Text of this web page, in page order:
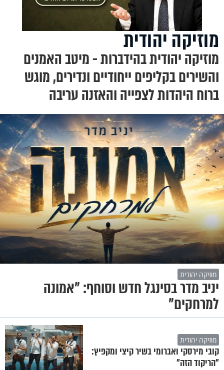
מוזיקה יהודית
מוזיקה יהודית בהידברות - מיטב האמנים
והשירים בקליפים ייחודיים ונדירים, מוגש
ברוח היהדות לצפייה והאזנה עריבה
מוזיקה יהודית
יניב מדר בסינגל חדש וסוחף: "אמונה
למרחקים"
מוזיקה יהודית
קובי מירסקי ואברומי בשיר קיצי ומקפיץ:
"הריקוד הזה"